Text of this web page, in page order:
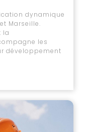
dynamique
Marseille.
la
les
développement